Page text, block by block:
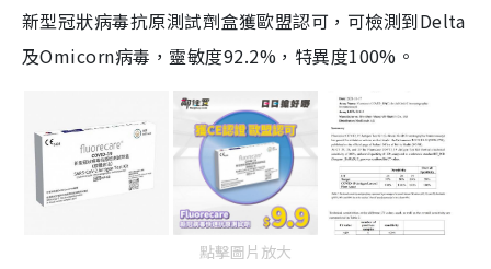
新型冠狀病毒抗原測試劑盒獲歐盟認可，可檢測到Delta
及Omicorn病毒，靈敏度92.2%，特異度100%。
點擊圖片放大